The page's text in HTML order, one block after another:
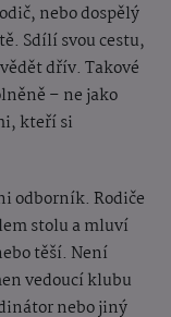
nebo dospělý
Sdílí svou cestu,
dřív. Takové
– ne jako
kteří si
odborník. Rodiče
stolu a mluví
těší. Není
vedoucí klubu
nebo jiný